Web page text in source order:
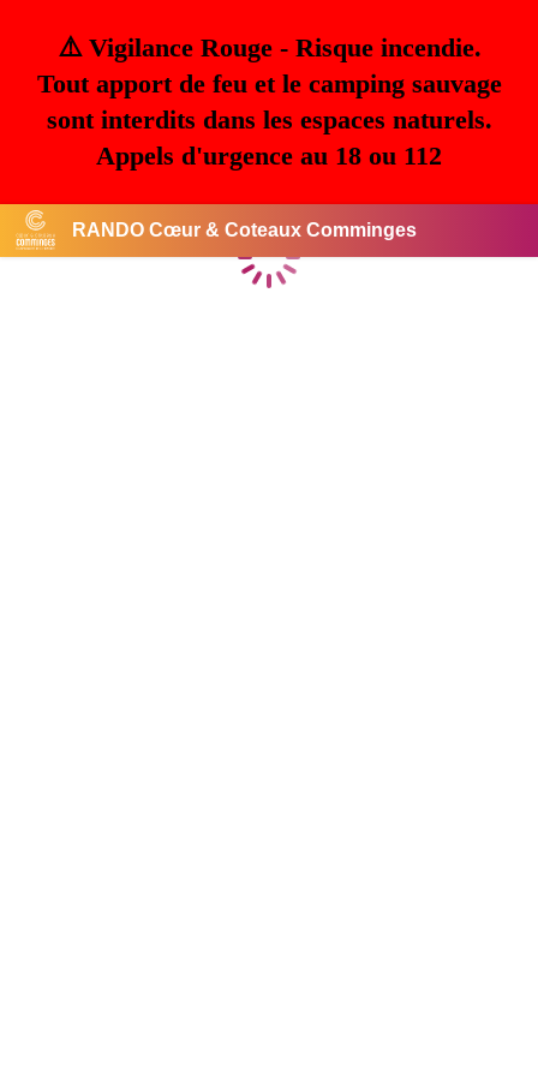
⚠️ Vigilance Rouge - Risque incendie.
Tout apport de feu et le camping sauvage
sont interdits dans les espaces naturels.
Appels d'urgence au 18 ou 112
RANDO Cœur & Coteaux Comminges
Chargement